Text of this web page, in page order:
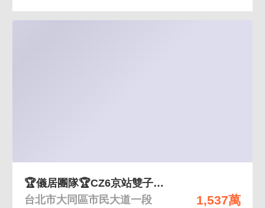
1,537萬
🏆儀居團隊🏆CZ6京站雙子星大房美屋
台北市大同區市民大道一段